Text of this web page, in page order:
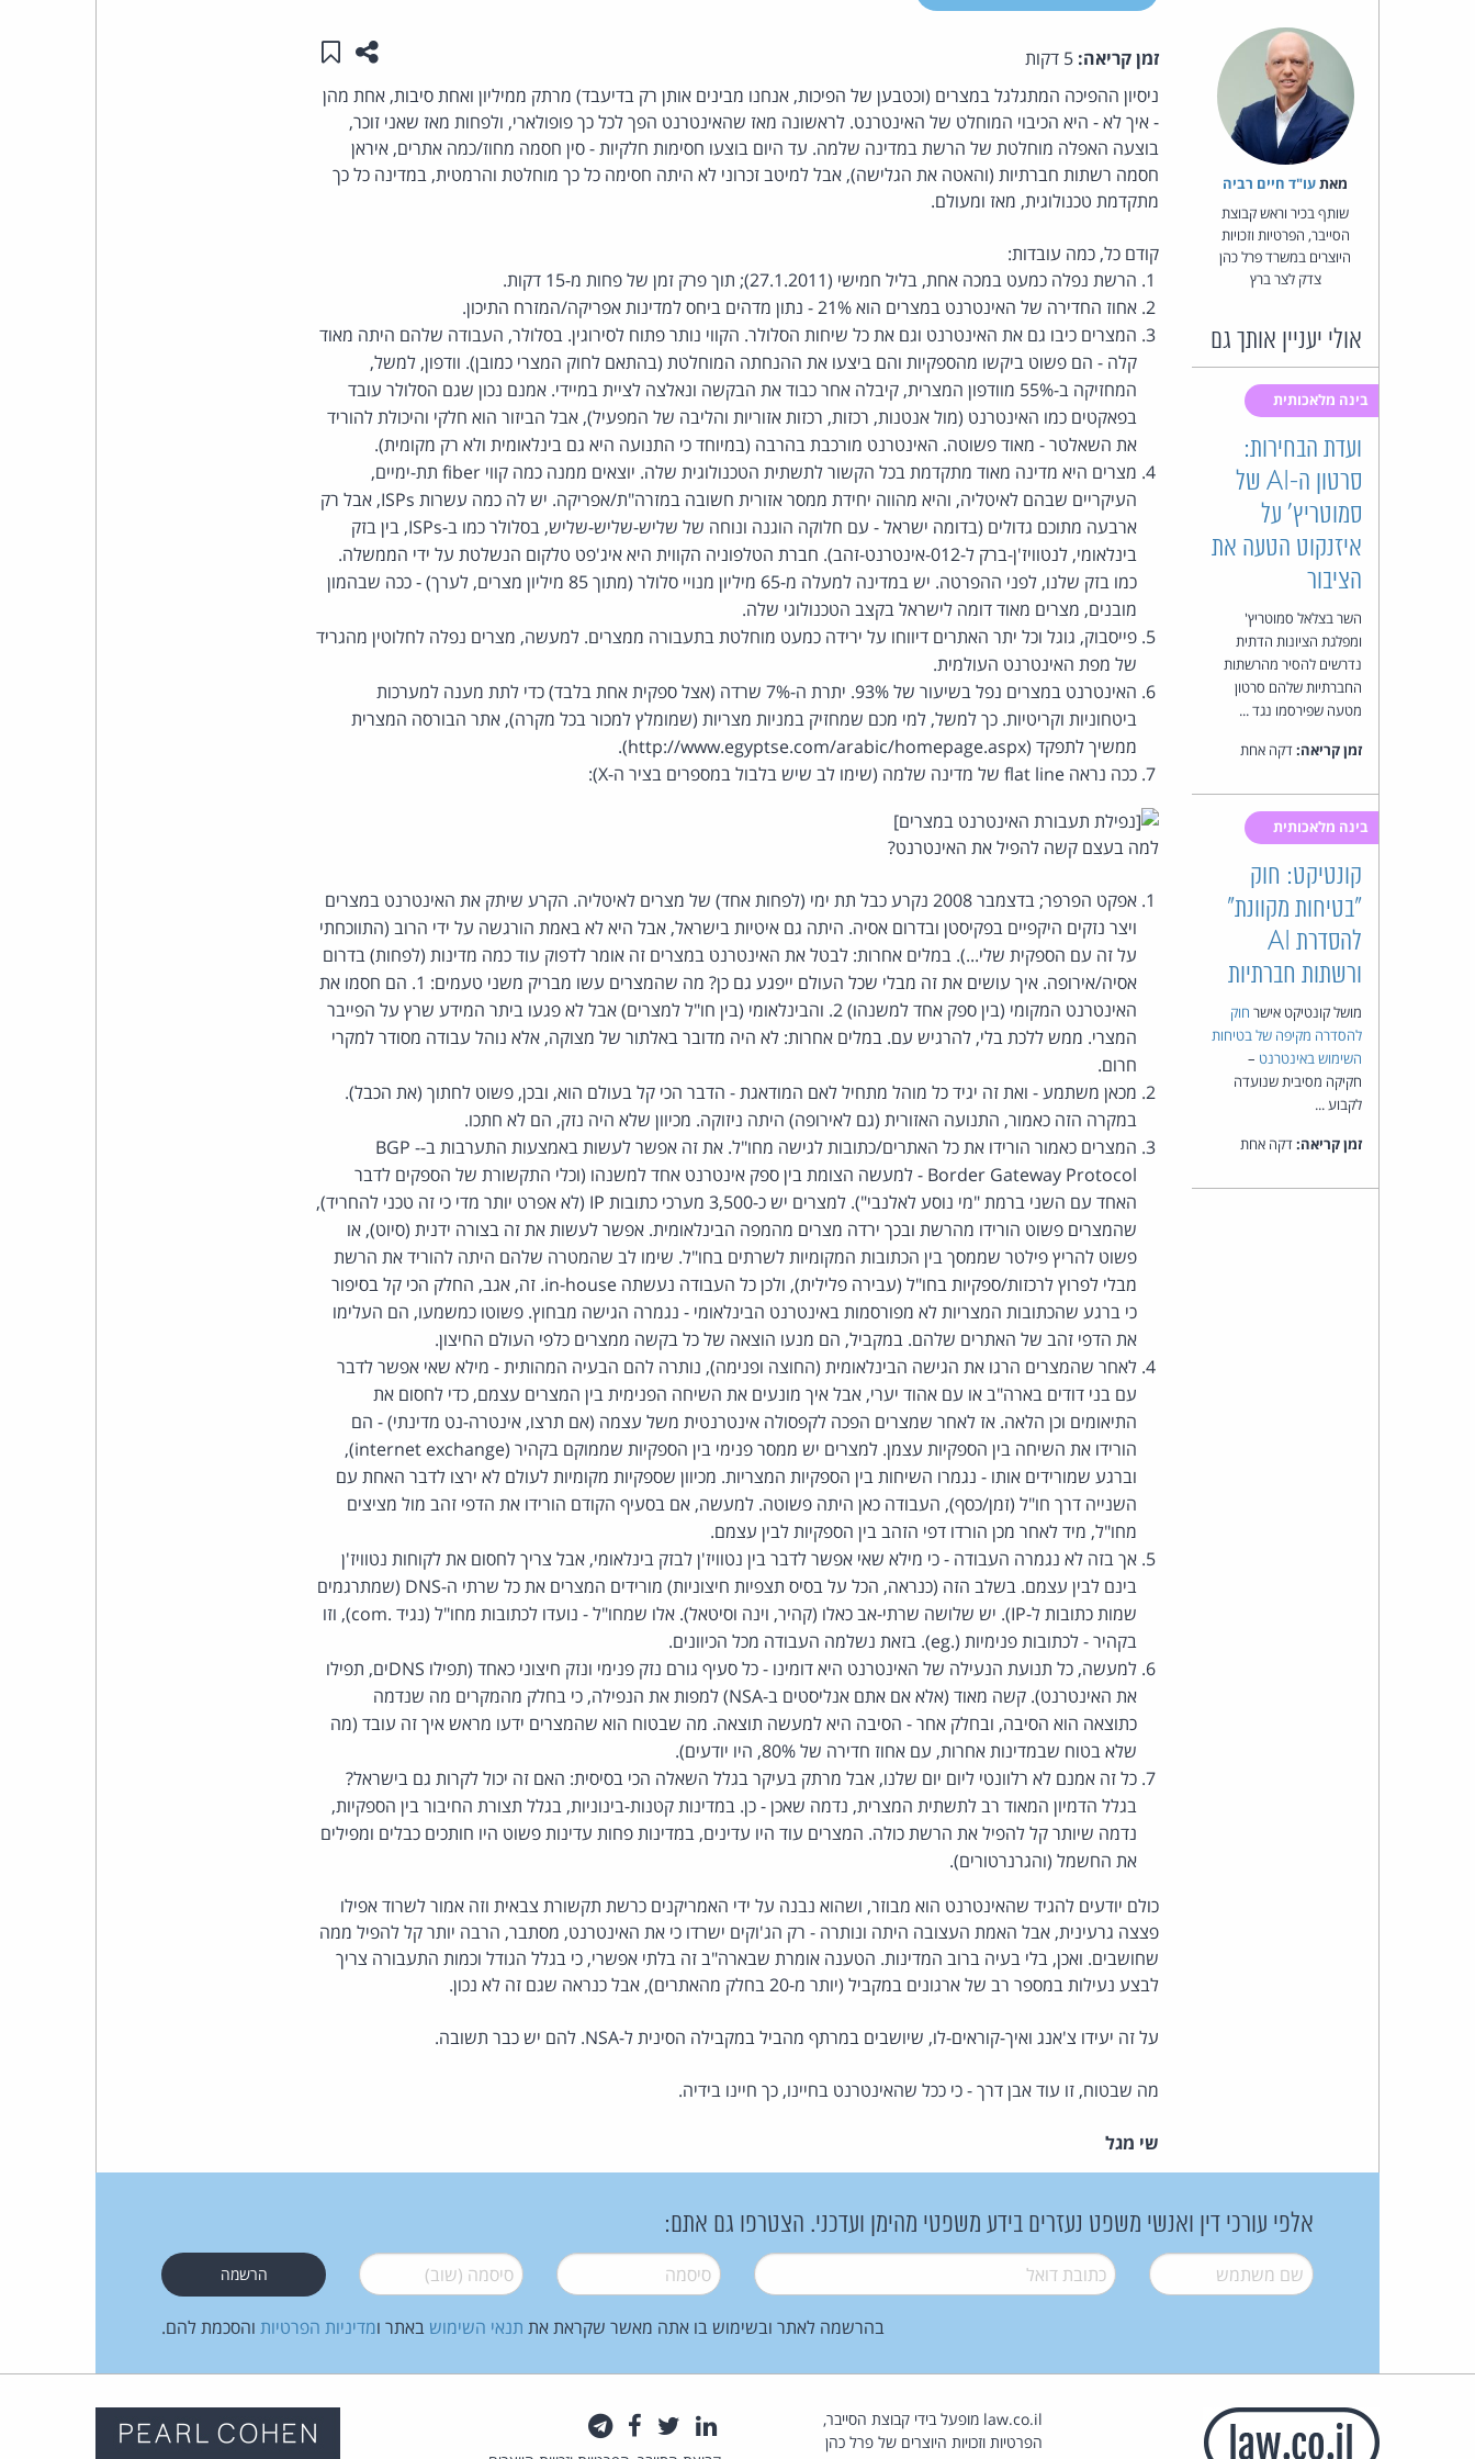
מאת‏עו"ד חיים רביה
שותף בכיר וראש קבוצת
הסייבר, הפרטיות וזכויות
היוצרים במשרד פרל כהן
צדק לצר ברץ
אולי יעניין אותך גם
בינה מלאכותית
ועדת הבחירות:
סרטון ה-AI של
סמוטריץ' על
איזנקוט הטעה את
הציבור
השר בצלאל סמוטריץ'
ומפלגת הציונות הדתית
נדרשים להסיר מהרשתות
החברתיות שלהם סרטון
מטעה שפירסמו נגד ...
זמן קריאה:דקה אחת
בינה מלאכותית
קונטיקט: חוק
"בטיחות מקוונת"
להסדרת AI
ורשתות חברתיות
מושל קונטיקט אישר חוק
להסדרה מקיפה של בטיחות
השימוש באינטרנט –
חקיקה מסיבית שנועדה
לקבוע ...
זמן קריאה:דקה אחת
זמן קריאה: שתפו עמוד זה
שמור ב"תכנים שלי"
ניסיון ההפיכה המתגלגל במצרים (וכטבען של הפיכות, אנחנו מבינים אותן רק בדיעבד) מרתק ממיליון ואחת סיבות, אחת מהן
- איך לא - היא הכיבוי המוחלט של האינטרנט. לראשונה מאז שהאינטרנט הפך לכל כך פופולארי, ולפחות מאז שאני זוכר,
בוצעה האפלה מוחלטת של הרשת במדינה שלמה. עד היום בוצעו חסימות חלקיות - סין חסמה מחוז/כמה אתרים, איראן
חסמה רשתות חברתיות (והאטה את הגלישה), אבל למיטב זכרוני לא היתה חסימה כל כך מוחלטת והרמטית, במדינה כל כך
מתקדמת טכנולוגית, מאז ומעולם.
קודם כל, כמה עובדות:
הרשת נפלה כמעט במכה אחת, בליל חמישי (27.1.2011); תוך פרק זמן של פחות מ-15 דקות.
אחוז החדירה של האינטרנט במצרים הוא 21% - נתון מדהים ביחס למדינות אפריקה/המזרח התיכון.
המצרים כיבו גם את האינטרנט וגם את כל שיחות הסלולר. הקווי נותר פתוח לסירוגין. בסלולר, העבודה שלהם היתה מאוד
קלה - הם פשוט ביקשו מהספקיות והם ביצעו את ההנחתה המוחלטת (בהתאם לחוק המצרי כמובן). וודפון, למשל,
המחזיקה ב-55% מוודפון המצרית, קיבלה אחר כבוד את הבקשה ונאלצה לציית במיידי. אמנם נכון שגם הסלולר עובד
בפאקטים כמו האינטרנט (מול אנטנות, רכזות, רכזות אזוריות והליבה של המפעיל), אבל הביזור הוא חלקי והיכולת להוריד
את השאלטר - מאוד פשוטה. האינטרנט מורכבת בהרבה (במיוחד כי התנועה היא גם בינלאומית ולא רק מקומית).
מצרים היא מדינה מאוד מתקדמת בכל הקשור לתשתית הטכנולוגית שלה. יוצאים ממנה כמה קווי fiber תת-ימיים,
העיקריים שבהם לאיטליה, והיא מהווה יחידת ממסר אזורית חשובה במזרה"ת/אפריקה. יש לה כמה עשרות ISPs, אבל רק
ארבעה מתוכם גדולים (בדומה ישראל - עם חלוקה הוגנה ונוחה של שליש-שליש-שליש, בסלולר כמו ב-ISPs, בין בזק
בינלאומי, לנטוויז'ן-ברק ל-012-אינטרנט-זהב). חברת הטלפוניה הקווית היא איג'פט טלקום הנשלטת על ידי הממשלה.
כמו בזק שלנו, לפני ההפרטה. יש במדינה למעלה מ-65 מיליון מנויי סלולר (מתוך 85 מיליון מצרים, לערך) - ככה שבהמון
מובנים, מצרים מאוד דומה לישראל בקצב הטכנולוגי שלה.
פייסבוק, גוגל וכל יתר האתרים דיווחו על ירידה כמעט מוחלטת בתעבורה ממצרים. למעשה, מצרים נפלה לחלוטין מהגריד
של מפת האינטרנט העולמית.
האינטרנט במצרים נפל בשיעור של 93%. יתרת ה-7% שרדה (אצל ספקית אחת בלבד) כדי לתת מענה למערכות
ביטחוניות וקריטיות. כך למשל, למי מכם שמחזיק במניות מצריות (שמומלץ למכור בכל מקרה), אתר הבורסה המצרית
ממשיך לתפקד (http://www.egyptse.com/arabic/homepage.aspx).
ככה נראה flat line של מדינה שלמה (שימו לב שיש בלבול במספרים בציר ה-X):
למה בעצם קשה להפיל את האינטרנט?
אפקט הפרפר; בדצמבר 2008 נקרע כבל תת ימי (לפחות אחד) של מצרים לאיטליה. הקרע שיתק את האינטרנט במצרים
ויצר נזקים היקפיים בפקיסטן ובדרום אסיה. היתה גם איטיות בישראל, אבל היא לא באמת הורגשה על ידי הרוב (התווכחתי
על זה עם הספקית שלי...). במלים אחרות: לבטל את האינטרנט במצרים זה אומר לדפוק עוד כמה מדינות (לפחות) בדרום
אסיה/אירופה. איך עושים את זה מבלי שכל העולם ייפגע גם כן? מה שהמצרים עשו מבריק משני טעמים: 1. הם חסמו את
האינטרנט המקומי (בין ספק אחד למשנהו) 2. והבינלאומי (בין חו"ל למצרים) אבל לא פגעו ביתר המידע שרץ על הפייבר
המצרי. ממש ללכת בלי, להרגיש עם. במלים אחרות: לא היה מדובר באלתור של מצוקה, אלא נוהל עבודה מסודר למקרי
חרום.
מכאן משתמע - ואת זה יגיד כל מוהל מתחיל לאם המודאגת - הדבר הכי קל בעולם הוא, ובכן, פשוט לחתוך (את הכבל).
במקרה הזה כאמור, התנועה האזורית (גם לאירופה) היתה ניזוקה. מכיוון שלא היה נזק, הם לא חתכו.
המצרים כאמור הורידו את כל האתרים/כתובות לגישה מחו"ל. את זה אפשר לעשות באמצעות התערבות ב-BGP -
Border Gateway Protocol - למעשה הצומת בין ספק אינטרנט אחד למשנהו (וכלי התקשורת של הספקים לדבר
האחד עם השני ברמת "מי נוסע לאלנבי"). למצרים יש כ-3,500 מערכי כתובות IP (לא אפרט יותר מדי כי זה טכני להחריד),
שהמצרים פשוט הורידו מהרשת ובכך ירדה מצרים מהמפה הבינלאומית. אפשר לעשות את זה בצורה ידנית (סיוט), או
פשוט להריץ פילטר שממסך בין הכתובות המקומיות לשרתים בחו"ל. שימו לב שהמטרה שלהם היתה להוריד את הרשת
מבלי לפרוץ לרכזות/ספקיות בחו"ל (עבירה פלילית), ולכן כל העבודה נעשתה in-house. זה, אגב, החלק הכי קל בסיפור
כי ברגע שהכתובות המצריות לא מפורסמות באינטרנט הבינלאומי - נגמרה הגישה מבחוץ. פשוטו כמשמעו, הם העלימו
את הדפי זהב של האתרים שלהם. במקביל, הם מנעו הוצאה של כל בקשה ממצרים כלפי העולם החיצון.
לאחר שהמצרים הרגו את הגישה הבינלאומית (החוצה ופנימה), נותרה להם הבעיה המהותית - מילא שאי אפשר לדבר
עם בני דודים בארה"ב או עם אהוד יערי, אבל איך מונעים את השיחה הפנימית בין המצרים עצמם, כדי לחסום את
התיאומים וכן הלאה. אז לאחר שמצרים הפכה לקפסולה אינטרנטית משל עצמה (אם תרצו, אינטרה-נט מדינתי) - הם
הורידו את השיחה בין הספקיות עצמן. למצרים יש ממסר פנימי בין הספקיות שממוקם בקהיר (internet exchange),
וברגע שמורידים אותו - נגמרו השיחות בין הספקיות המצריות. מכיוון שספקיות מקומיות לעולם לא ירצו לדבר האחת עם
השנייה דרך חו"ל (זמן/כסף), העבודה כאן היתה פשוטה. למעשה, אם בסעיף הקודם הורידו את הדפי זהב מול מציצים
מחו"ל, מיד לאחר מכן הורדו דפי הזהב בין הספקיות לבין עצמם.
אך בזה לא נגמרה העבודה - כי מילא שאי אפשר לדבר בין נטוויז'ן לבזק בינלאומי, אבל צריך לחסום את לקוחות נטוויז'ן
בינם לבין עצמם. בשלב הזה (כנראה, הכל על בסיס תצפיות חיצוניות) מורידים המצרים את כל שרתי ה-DNS (שמתרגמים
שמות כתובות ל-IP). יש שלושה שרתי-אב כאלו (קהיר, וינה וסיטאל). אלו שמחו"ל - נועדו לכתובות מחו"ל (נגיד .com), וזו
בקהיר - לכתובות פנימיות (.eg). בזאת נשלמה העבודה מכל הכיוונים.
למעשה, כל תנועת הנעילה של האינטרנט היא דומינו - כל סעיף גורם נזק פנימי ונזק חיצוני כאחד (תפילו DNSים, תפילו
את האינטרנט). קשה מאוד (אלא אם אתם אנליסטים ב-NSA) למפות את הנפילה, כי בחלק מהמקרים מה שנדמה
כתוצאה הוא הסיבה, ובחלק אחר - הסיבה היא למעשה תוצאה. מה שבטוח הוא שהמצרים ידעו מראש איך זה עובד (מה
שלא בטוח שבמדינות אחרות, עם אחוז חדירה של 80%, היו יודעים).
כל זה אמנם לא רלוונטי ליום יום שלנו, אבל מרתק בעיקר בגלל השאלה הכי בסיסית: האם זה יכול לקרות גם בישראל?
בגלל הדמיון המאוד רב לתשתית המצרית, נדמה שאכן - כן. במדינות קטנות-בינוניות, בגלל תצורת החיבור בין הספקיות,
נדמה שיותר קל להפיל את הרשת כולה. המצרים עוד היו עדינים, במדינות פחות עדינות פשוט היו חותכים כבלים ומפילים
את החשמל (והגרנרטורים).
כולם יודעים להגיד שהאינטרנט הוא מבוזר, ושהוא נבנה על ידי האמריקנים כרשת תקשורת צבאית וזה אמור לשרוד אפילו
פצצה גרעינית, אבל האמת העצובה היתה ונותרה - רק הג'וקים ישרדו כי את האינטרנט, מסתבר, הרבה יותר קל להפיל ממה
שחושבים. ואכן, בלי בעיה ברוב המדינות. הטענה אומרת שבארה"ב זה בלתי אפשרי, כי בגלל הגודל וכמות התעבורה צריך
לבצע נעילות במספר רב של ארגונים במקביל (יותר מ-20 בחלק מהאתרים), אבל כנראה שגם זה לא נכון.
על זה יעידו צ'אנג ואיך-קוראים-לו, שיושבים במרתף מהביל במקבילה הסינית ל-NSA. להם יש כבר תשובה.
מה שבטוח, זו עוד אבן דרך - כי ככל שהאינטרנט בחיינו, כך חיינו בידיה.
שי מגל
אלפי עורכי דין ואנשי משפט נעזרים בידע משפטי מהימן ועדכני. הצטרפו גם אתם:
שם משתמש* דואל* סיסמה* סיסמה (שוב)*
בהרשמה לאתר ובשימוש בו אתה מאשר שקראת את תנאי השימוש באתר ומדיניות הפרטיות והסכמת להם.
law.co.il מופעל בידי קבוצת הסייבר,
הפרטיות וזכויות היוצרים של פרל כהן
לינקדאין
טוויטרפייסבוק